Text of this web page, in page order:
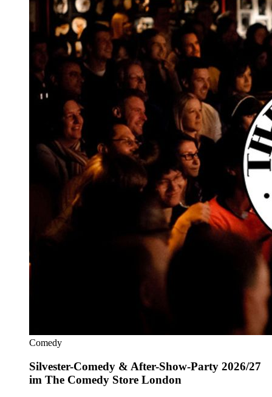
Comedy
Silvester-Comedy & After-Show-Party 2026/27
im The Comedy Store London